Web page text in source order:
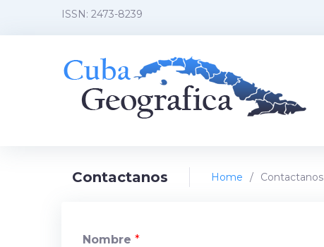
content
ISSN: 2473-8239
Contactanos Home / Contactanos
Nombre *